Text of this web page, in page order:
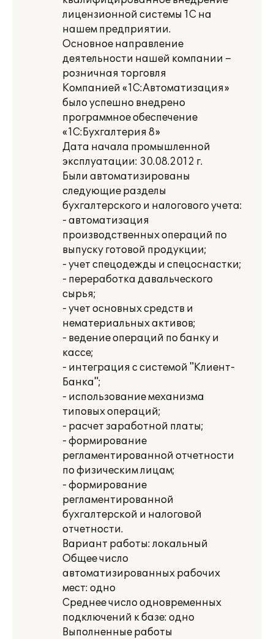
лицензионной системы 1С на
нашем предприятии.
Основное направление
деятельности нашей компании –
розничная торговля
Компанией «1С:Автоматизация»
было успешно внедрено
программное обеспечение
«1С:Бухгалтерия 8»
Дата начала промышленной
эксплуатации: 30.08.2012 г.
Были автоматизированы
следующие разделы
бухгалтерского и налогового учета:
- автоматизация
производственных операций по
выпуску готовой продукции;
- учет спецодежды и спецоснастки;
- переработка давальческого
сырья;
- учет основных средств и
нематериальных активов;
- ведение операций по банку и
кассе;
- интеграция с системой "Клиент-
Банка";
- использование механизма
типовых операций;
- расчет заработной платы;
- формирование
регламентированной отчетности
по физическим лицам;
- формирование
регламентированной
бухгалтерской и налоговой
отчетности.
Вариант работы: локальный
Общее число
автоматизированных рабочих
мест: одно
Среднее число одновременных
подключений к базе: одно
Выполненные работы